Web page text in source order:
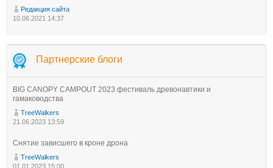
Редакция сайта
10.06.2021 14:37
Партнерские блоги
BIG CANOPY CAMPOUT 2023 фестиваль древонавтики и
гамаководства
TreeWalkers
21.06.2023 13:59
Снятие зависшего в кроне дрона
TreeWalkers
01.01.2023 15:00